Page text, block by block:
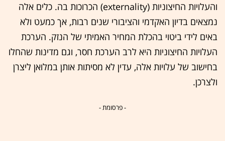
והעלויות החיצוניות (externality) הכרוכות בה. כלים אלה
נמצאים בדיון האקדמי והציבורי שנים רבות, אך כמעט ולא
באים לידי ביטוי בהכלת המחיר האמיתי של הנזק. הערכת
העלויות החיצוניות היא לרב הערכת חסר, וגם מדינות שהחלו
בחישוב של עלויות אלה, עדין לא מסיתות אותן במלואן ליצרן
ולצרכן.
- פרסומת -